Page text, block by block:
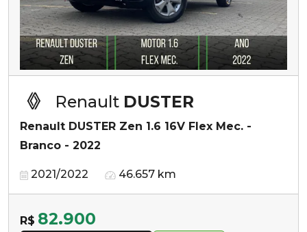
Renault DUSTER
Renault DUSTER Zen 1.6 16V Flex Mec. -
Branco - 2022
2021/2022 46.657 km
R$ 82.900